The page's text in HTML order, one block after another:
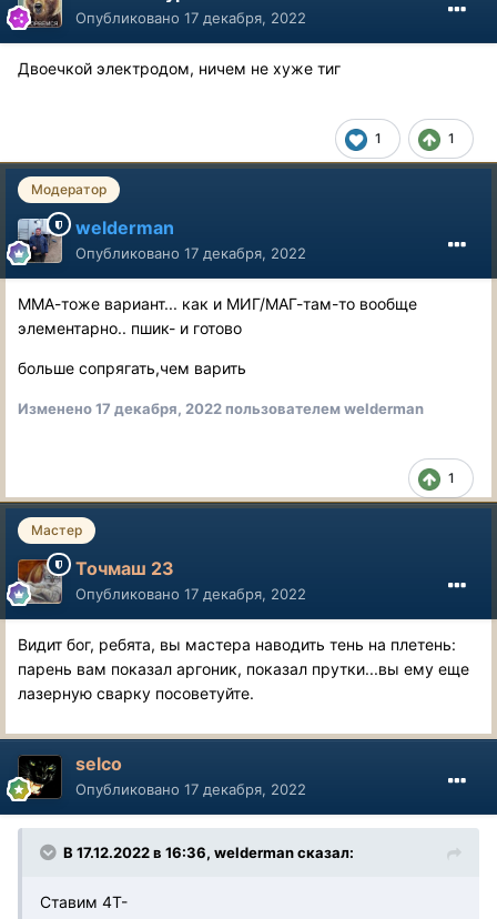
Опубликовано 17 декабря, 2022
Двоечкой электродом, ничем не хуже тиг
1 1
Модератор
welderman
Опубликовано 17 декабря, 2022
ММА-тоже вариант... как и МИГ/МАГ-там-то вообще
элементарно.. пшик- и готово
больше сопрягать,чем варить
Изменено17 декабря, 2022пользователем welderman
1
Мастер
Точмаш 23
Опубликовано 17 декабря, 2022
Видит бог, ребята, вы мастера наводить тень на плетень:
парень вам показал аргоник, показал прутки...вы ему еще
лазерную сварку посоветуйте.
selco
Опубликовано 17 декабря, 2022
В 17.12.2022 в 16:36, weldermanсказал:
Ставим 4Т-